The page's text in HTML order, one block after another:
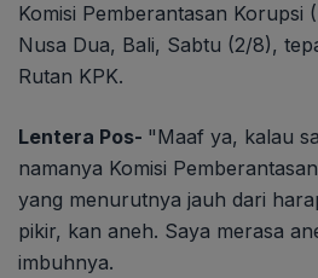
Komisi Pemberantasan Korupsi
Nusa Dua, Bali, Sabtu (2/8),
Rutan KPK.
Lentera Pos- "Maaf ya, kalau
namanya Komisi
yang menurutnya jauh dari
pikir, kan aneh. Saya merasa
imbuhnya.